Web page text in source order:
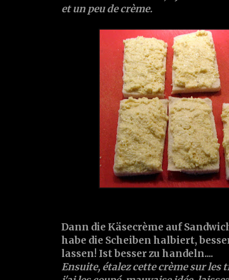
et un peu de crème.
Dann die Käsecrème auf
habe die Scheiben halbiert,
lassen! Ist besser zu handeln....
Ensuite, étalez cette crème sur les